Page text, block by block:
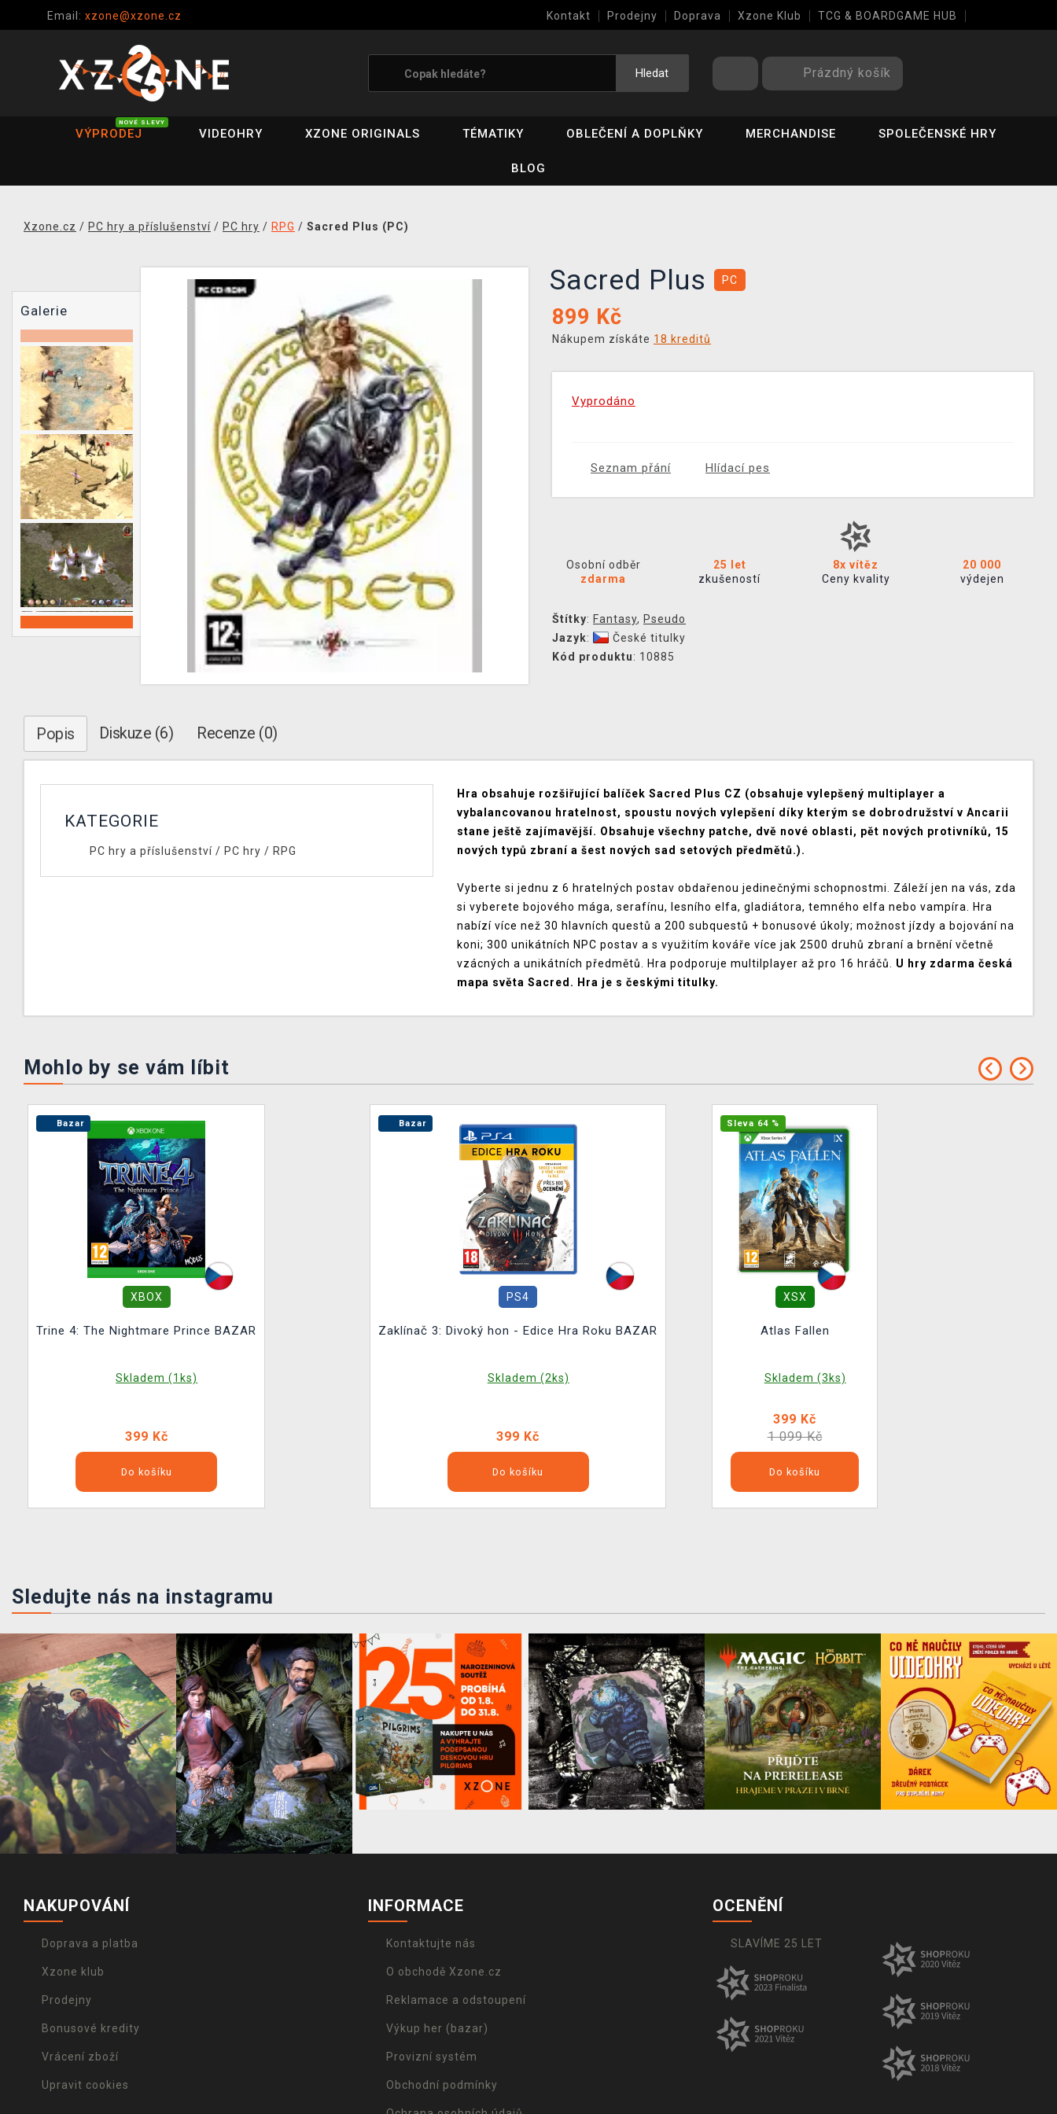
Email: xzone@xzone.cz Kontakt Prodejny Doprava Xzone Klub TCG & BOARDGAME HUB
Hledat Prázdný košík
VÝPRODEJ
NOVÉ SLEVY
VIDEOHRY XZONE ORIGINALS TÉMATIKY OBLEČENÍ A DOPLŇKY MERCHANDISE SPOLEČENSKÉ HRY
BLOG
Xzone.cz / PC hry a příslušenství / PC hry / RPG / Sacred Plus (PC)
Galerie
Sacred Plus PC
899 Kč
Nákupem získáte 18 kreditů
Vyprodáno
Seznam přání Hlídací pes
Osobní odběr
zdarma
25 let
zkušeností
8x vítěz
Ceny kvality
20 000
výdejen
Štítky: Fantasy, Pseudo
Jazyk:
České titulky
Kód produktu: 10885
Popis Diskuze (6) Recenze (0)
KATEGORIE
PC hry a příslušenství/ PC hry / RPG
Hra obsahuje rozšiřující balíček Sacred Plus CZ (obsahuje vylepšený multiplayer a
vybalancovanou hratelnost, spoustu nových vylepšení díky kterým se dobrodružství v Ancarii
stane ještě zajímavější. Obsahuje všechny patche, dvě nové oblasti, pět nových protivníků, 15
nových typů zbraní a šest nových sad setových předmětů.).
Vyberte si jednu z 6 hratelných postav obdařenou jedinečnými schopnostmi. Záleží jen na vás, zda
si vyberete bojového mága, serafínu, lesního elfa, gladiátora, temného elfa nebo vampíra. Hra
nabízí více než 30 hlavních questů a 200 subquestů + bonusové úkoly; možnost jízdy a bojování na
koni; 300 unikátních NPC postav a s využitím kováře více jak 2500 druhů zbraní a brnění včetně
vzácných a unikátních předmětů. Hra podporuje multilplayer až pro 16 hráčů. U hry zdarma česká
mapa světa Sacred. Hra je s českými titulky.
Mohlo by se vám líbit
Bazar
XBOX
Trine 4: The Nightmare Prince BAZAR
Skladem (1ks)
399 Kč
Do košíku
Bazar
PS4
Zaklínač 3: Divoký hon - Edice Hra Roku BAZAR
Skladem (2ks)
399 Kč
Do košíku
Sleva 64 %
XSX
Atlas Fallen
Skladem (3ks)
399 Kč
1 099 Kč
Do košíku
Sledujte nás na instagramu
NAKUPOVÁNÍ
Doprava a platba
Xzone klub
Prodejny
Bonusové kredity
Vrácení zboží
Upravit cookies
INFORMACE
Kontaktujte nás
O obchodě Xzone.cz
Reklamace a odstoupení
Výkup her (bazar)
Provizní systém
Obchodní podmínky
OCENĚNÍ
SLAVÍME 25 LET